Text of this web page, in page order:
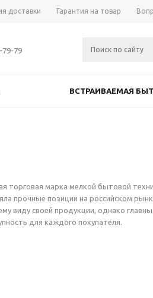
доставки Гарантия на товар
79-79
ВСТРАИВАЕМАЯ
торговая марка мелкой бытовой
прочные позиции на российском
виду своей продукции, однако
для каждого покупателя.